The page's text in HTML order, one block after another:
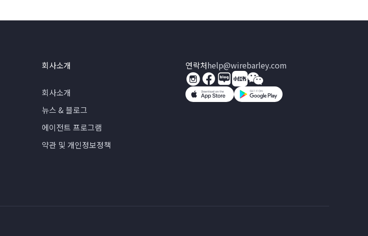
회사소개
회사소개
뉴스 & 블로그
에이전트 프로그램
약관 및 개인정보정책
연락처help@wirebarley.com